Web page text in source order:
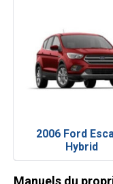
2006 Ford
Hybrid
Manuels du